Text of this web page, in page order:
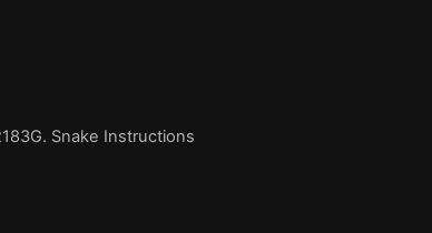
Snake Instructions